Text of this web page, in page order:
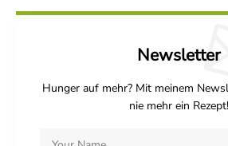
Newsletter
Hunger auf mehr? Mit meinem
nie mehr ein Rezept!